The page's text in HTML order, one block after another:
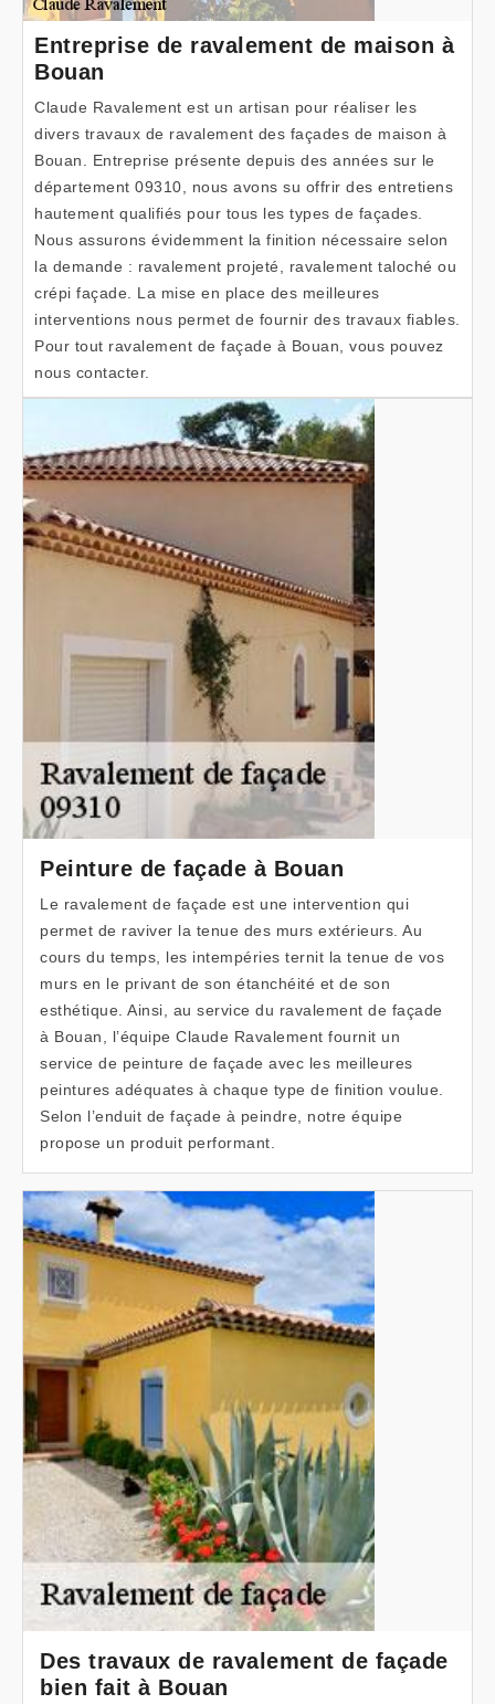
Entreprise de ravalement de maison à
Bouan
Claude Ravalement est un artisan pour réaliser les
divers travaux de ravalement des façades de maison à
Bouan. Entreprise présente depuis des années sur le
département 09310, nous avons su offrir des entretiens
hautement qualifiés pour tous les types de façades.
Nous assurons évidemment la finition nécessaire selon
la demande : ravalement projeté, ravalement taloché ou
crépi façade. La mise en place des meilleures
interventions nous permet de fournir des travaux fiables.
Pour tout ravalement de façade à Bouan, vous pouvez
nous contacter.
Peinture de façade à Bouan
Le ravalement de façade est une intervention qui
permet de raviver la tenue des murs extérieurs. Au
cours du temps, les intempéries ternit la tenue de vos
murs en le privant de son étanchéité et de son
esthétique. Ainsi, au service du ravalement de façade
à Bouan, l’équipe Claude Ravalement fournit un
service de peinture de façade avec les meilleures
peintures adéquates à chaque type de finition voulue.
Selon l’enduit de façade à peindre, notre équipe
propose un produit performant.
Des travaux de ravalement de façade
bien fait à Bouan